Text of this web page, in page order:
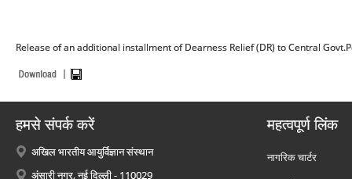
Release of an additional installment of Dearness Relief (DR) to Central
हमसे संपर्क करें
अखिल भारतीय आयुर्विज्ञान संस्थान
अंसारी नगर, नई दिल्ली - 110029
महत्वपूर्ण लिंक
नागरिक चार्टर